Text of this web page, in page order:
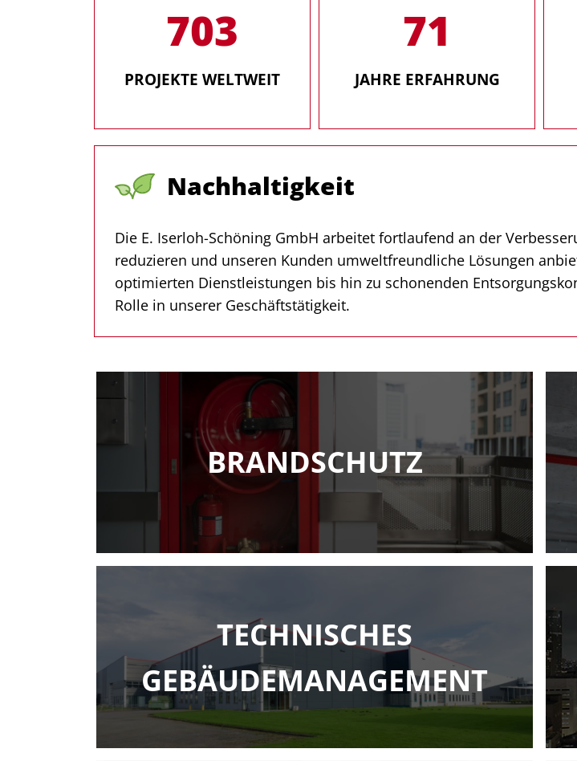
1050
PROJEKTE WELTWEIT
106
JAHRE ERFAHRUNG
Nachhaltigkeit
Die E. Iserloh-Schöning GmbH arbeitet fortlaufend an der
reduzieren und unseren Kunden umweltfreundliche Lösungen
optimierten Dienstleistungen bis hin zu schonenden
Rolle in unserer Geschäftstätigkeit.
BRANDSCHUTZ
TECHNISCHES
GEBÄUDEMANAGEMENT